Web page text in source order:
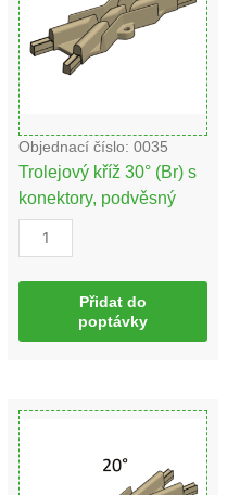
Objednací číslo: 0035
Trolejový kříž 30° (Br) s
konektory, podvěsný
s
konektory,
podvěsný
množství
Přidat do
poptávky
Trolejový
kříž
20°
(Br)